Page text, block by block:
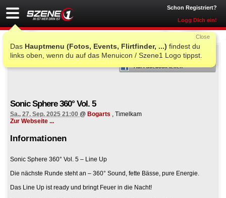
Schon Registriert?
Logg Dich ein!
Das Hauptmenu (Fotos, Events, Flirtfinder, ...) findest du
links oben, wenn du auf das Menuicon / Szene1 Logo tippst.
Close
ICH WAR AUCH DORT
Auf Facebook teilen
Sonic Sphere 360° Vol. 5
Sa., 27. Sep. 2025 21:00 @ Bogarts , Timelkam
Zur Webseite ...
Informationen
Sonic Sphere 360° Vol. 5 – Line Up
Die nächste Runde steht an – 360° Sound, fette Bässe, pure Energie.
Das Line Up ist ready und bringt Feuer in die Nacht!